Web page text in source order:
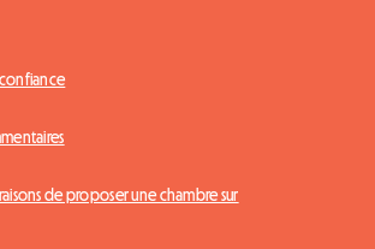
de proposer une chambre sur